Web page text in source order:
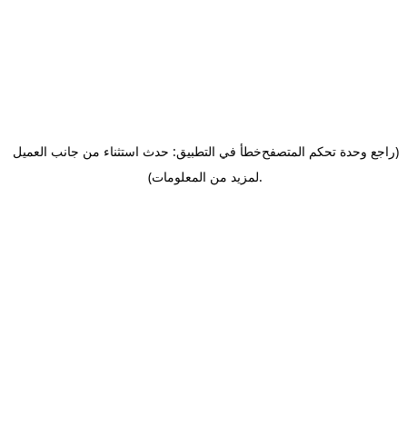
خطأ في التطبيق: حدث استثناء من جانب العميل(راجع وحدة تحكم المتصفح
لمزيد من المعلومات).